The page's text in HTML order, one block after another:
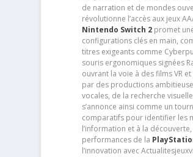
de narration et de mondes
révolutionne l’accès aux jeux
Nintendo Switch 2promet
configurations clés en main,
titres exigeants comme
souris ergonomiques signées
ouvrant la voie à des films VR
par des productions
vocales, de la recherche
s’annonce ainsi comme un
comparatifs pour identifier les
l’information et à la
performances de la
l’innovation avec